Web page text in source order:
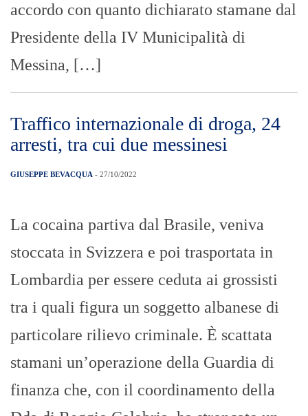
accordo con quanto dichiarato stamane dal
Presidente della IV Municipalità di
Messina, […]
Traffico internazionale di droga, 24
arresti, tra cui due messinesi
GIUSEPPE BEVACQUA - 27/10/2022
La cocaina partiva dal Brasile, veniva
stoccata in Svizzera e poi trasportata in
Lombardia per essere ceduta ai grossisti
tra i quali figura un soggetto albanese di
particolare rilievo criminale. È scattata
stamani un’operazione della Guardia di
finanza che, con il coordinamento della